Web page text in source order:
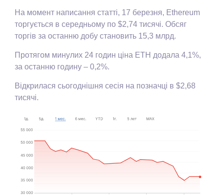
На момент написання статті, 17 березня, Ethereum
торгується в середньому по $2,74 тисячі. Обсяг
торгів за останню добу становить 15,3 млрд.
Протягом минулих 24 годин ціна ETH додала 4,1%,
за останню годину – 0,2%.
Відкрилася сьогоднішня сесія на позначці в $2,68
тисячі.